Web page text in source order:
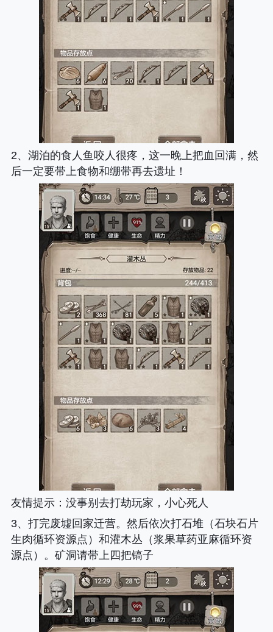
2、湖泊的食人鱼咬人很疼，这一晚上把血回满，然
后一定要带上食物和绷带再去遗址！
友情提示：没事别去打劫玩家，小心死人
3、打完废墟回家迁营。然后依次打石堆（石块石片
生肉循环资源点）和灌木丛（浆果草药亚麻循环资
源点）。矿洞请带上四把镐子